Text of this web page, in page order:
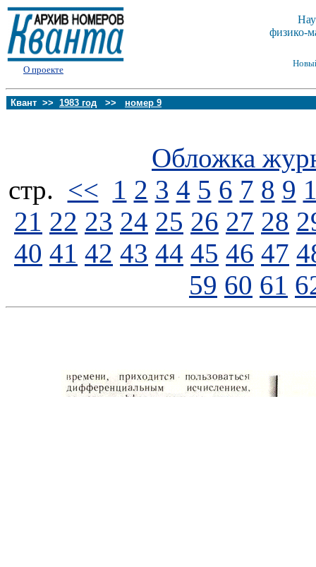
О проекте
физико-
Квант >> 1983 год >> номер 9
Обложка
стp. << 1 2 3 4 5 6 7 8 9
21 22 23 24 25 26 27 28
40 41 42 43 44 45 46 47
59 60 61